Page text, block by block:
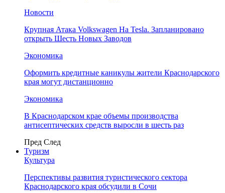
Новости
Крупная Атака Volkswagen На Tesla. Запланировано
открыть Шесть Новых Заводов
Экономика
Оформить кредитные каникулы жители Краснодарского
края могут дистанционно
Экономика
В Краснодарском крае объемы производства
антисептических средств выросли в шесть раз
Пред След
Туризм
Культура
Перспективы развития туристического сектора
Краснодарского края обсудили в Сочи